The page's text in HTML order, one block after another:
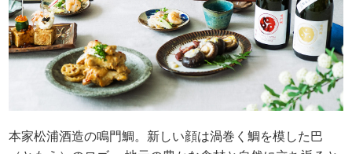
本家松浦酒造の鳴門鯛。新しい顔は渦巻く鯛を模した巴